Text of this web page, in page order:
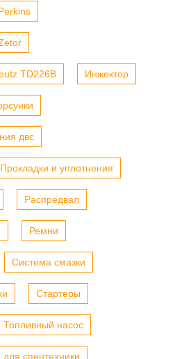
TD226B Инжектор
двс
Прокладки и уплотнения
Распредвал
Ремни
Система смазки
Стартеры
Топливный насос
спецтехники